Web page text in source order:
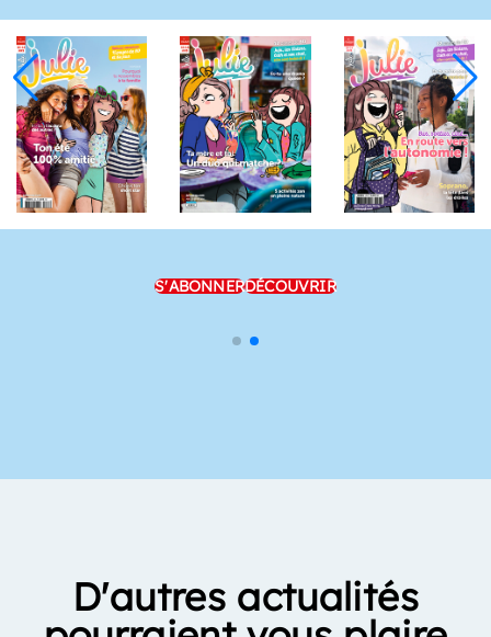
S'ABONNERDÉCOUVRIR
D'autres actualités